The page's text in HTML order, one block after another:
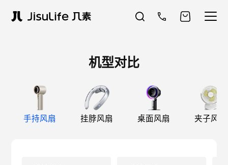
机型对比
手持风扇 挂脖风扇 桌面风扇 夹子风扇